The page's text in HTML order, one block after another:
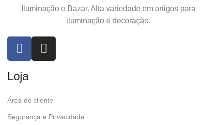
Iluminação e Bazar. Alta variedade em artigos para
iluminação e decoração.
Loja
Área do cliente
Segurança e Privacidade